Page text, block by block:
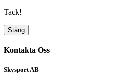
Tack!
Stäng
Kontakta Oss
Skysport AB